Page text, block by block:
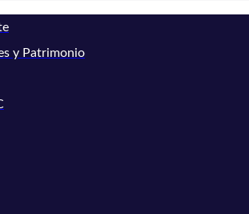
y Patrimonio